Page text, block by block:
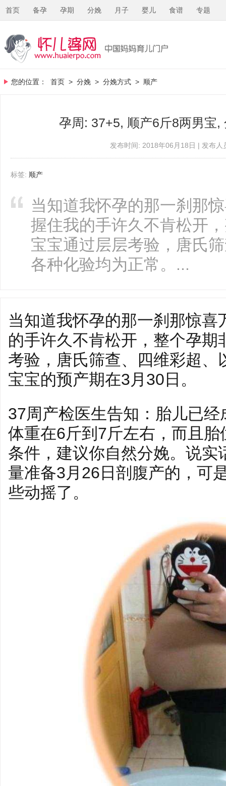
首页 备孕 孕期 分娩 月子 婴儿 食谱 专题
您的位置： 首页 > 分娩 > 分娩方式 > 顺产
孕周: 37+5, 顺产6斤8两男宝,
发布时间: 2018年06月18日 | 发布
标签: 顺产
当知道我怀孕的那一刹那
握住我的手许久不肯松开
宝宝通过层层考验，唐氏
各种化验均为正常。...
当知道我怀孕的那一刹那惊
的手许久不肯松开，整个孕期
考验，唐氏筛查、四维彩超、
宝宝的预产期在3月30日。
37周产检医生告知：胎儿已
体重在6斤到7斤左右，而且
条件，建议你自然分娩。说实
量准备3月26日剖腹产的，可
些动摇了。